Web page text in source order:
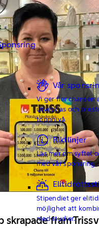
Vår
Vi ger fler chansen
utvecklas och
toppnivå.
Riktlinjer
Läs mer om syftet
med vår sponsring.
Stipendiet ger
möjlighet att
med studier.
skrapade fram